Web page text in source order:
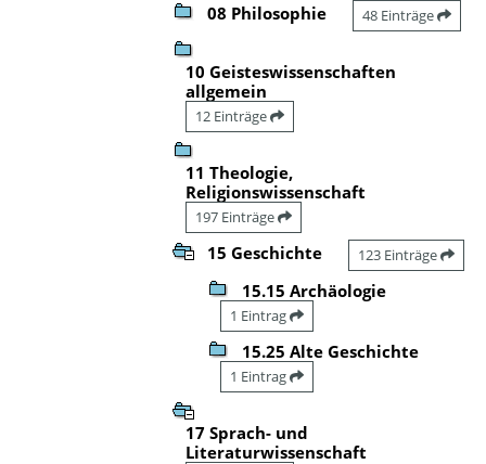
08 Philosophie 48 Einträge
10 Geisteswissenschaften
allgemein
12 Einträge
11 Theologie,
Religionswissenschaft
197 Einträge
15 Geschichte 123 Einträge
15.15 Archäologie
1 Eintrag
15.25 Alte Geschichte
1 Eintrag
17 Sprach- und
Literaturwissenschaft